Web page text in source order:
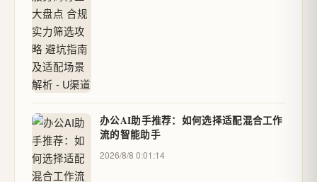
办公AI助手推荐：如何选择适配混合工作
流的智能助手
2026/8/8 0:01:14